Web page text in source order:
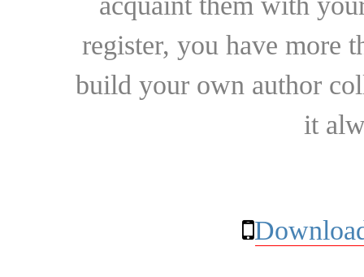
register, you have more
build your own author
it